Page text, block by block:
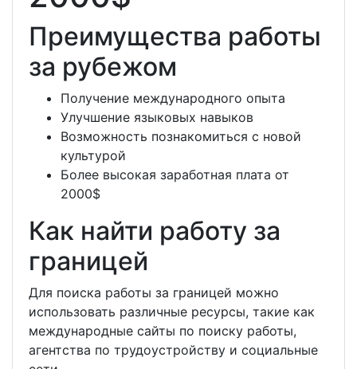
Преимущества работы
за рубежом
Получение международного опыта
Улучшение языковых навыков
Возможность познакомиться с новой
культурой
Более высокая заработная плата от
2000$
Как найти работу за
границей
Для поиска работы за границей можно
использовать различные ресурсы, такие как
международные сайты по поиску работы,
агентства по трудоустройству и социальные